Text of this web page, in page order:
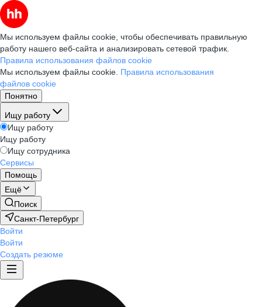
Мы используем файлы cookie, чтобы обеспечивать правильную
работу нашего веб-сайта и анализировать сетевой трафик.
Правила использования файлов cookie
Мы используем файлы cookie. Правила использования
файлов cookie
Понятно
Ищу работу
Ищу работу
Ищу работу
Ищу сотрудника
Сервисы
Помощь
Ещё
Поиск
Санкт-Петербург
Войти
Войти
Создать резюме